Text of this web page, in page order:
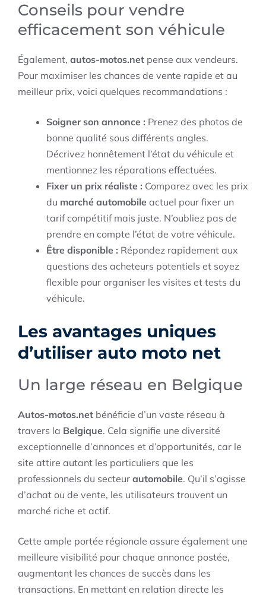
Conseils pour vendre
efficacement son véhicule
Également, autos-motos.net pense aux vendeurs.
Pour maximiser les chances de vente rapide et au
meilleur prix, voici quelques recommandations :
Soigner son annonce : Prenez des photos de
bonne qualité sous différents angles.
Décrivez honnêtement l’état du véhicule et
mentionnez les réparations effectuées.
Fixer un prix réaliste : Comparez avec les prix
du marché automobile actuel pour fixer un
tarif compétitif mais juste. N’oubliez pas de
prendre en compte l’état de votre véhicule.
Être disponible : Répondez rapidement aux
questions des acheteurs potentiels et soyez
flexible pour organiser les visites et tests du
véhicule.
Les avantages uniques
d’utiliser auto moto net
Un large réseau en Belgique
Autos-motos.net bénéficie d’un vaste réseau à
travers la Belgique. Cela signifie une diversité
exceptionnelle d’annonces et d’opportunités, car le
site attire autant les particuliers que les
professionnels du secteur automobile. Qu’il s’agisse
d’achat ou de vente, les utilisateurs trouvent un
marché riche et actif.
Cette ample portée régionale assure également une
meilleure visibilité pour chaque annonce postée,
augmentant les chances de succès dans les
transactions. En mettant en relation directe les